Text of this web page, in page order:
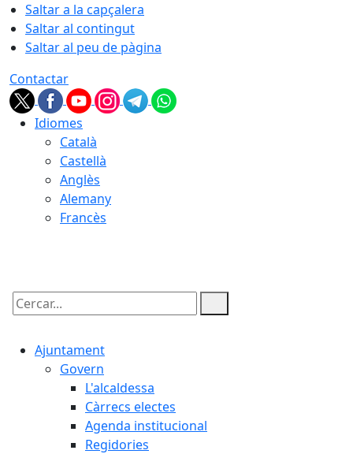
Saltar a la capçalera
Saltar al contingut
Saltar al peu de pàgina
Contactar
Idiomes
Català
Castellà
Anglès
Alemany
Francès
Cercar:
Ajuntament
Govern
L'alcaldessa
Càrrecs electes
Agenda institucional
Regidories